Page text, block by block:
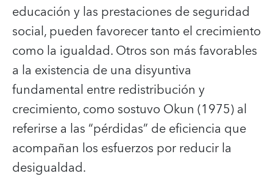
educación y las prestaciones de seguridad
social, pueden favorecer tanto el crecimiento
como la igualdad. Otros son más favorables
a la existencia de una disyuntiva
fundamental entre redistribución y
crecimiento, como sostuvo Okun (1975) al
referirse a las “pérdidas” de eficiencia que
acompañan los esfuerzos por reducir la
desigualdad.